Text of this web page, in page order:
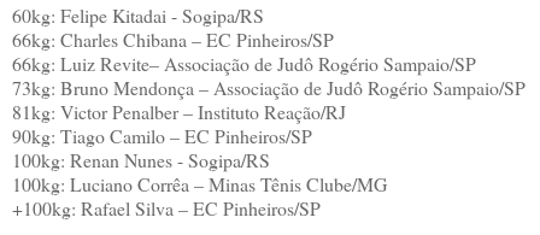
60kg: Felipe Kitadai - Sogipa/RS
66kg: Charles Chibana – EC Pinheiros/SP
66kg: Luiz Revite– Associação de Judô Rogério Sampaio/SP
73kg: Bruno Mendonça – Associação de Judô Rogério Sampaio/SP
81kg: Victor Penalber – Instituto Reação/RJ
90kg: Tiago Camilo – EC Pinheiros/SP
100kg: Renan Nunes - Sogipa/RS
100kg: Luciano Corrêa – Minas Tênis Clube/MG
+100kg: Rafael Silva – EC Pinheiros/SP